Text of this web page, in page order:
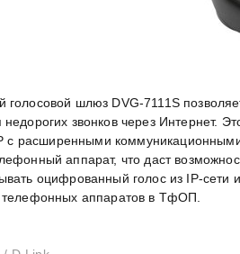
шлюз DVG-7111S
звонков через Интернет.
c расширенными
аппарат, что даст
оцифрованный голос из IP-сети
телефонных аппаратов в ТфОП.